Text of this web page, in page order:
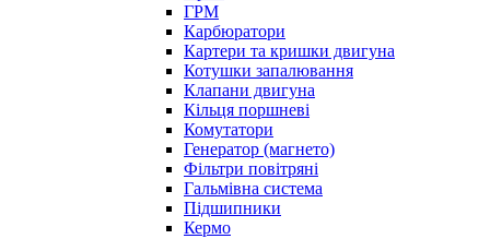
ГРМ
Карбюратори
Картери та кришки двигуна
Котушки запалювання
Клапани двигуна
Кільця поршневі
Комутатори
Генератор (магнето)
Фільтри повітряні
Гальмівна система
Підшипники
Кермо